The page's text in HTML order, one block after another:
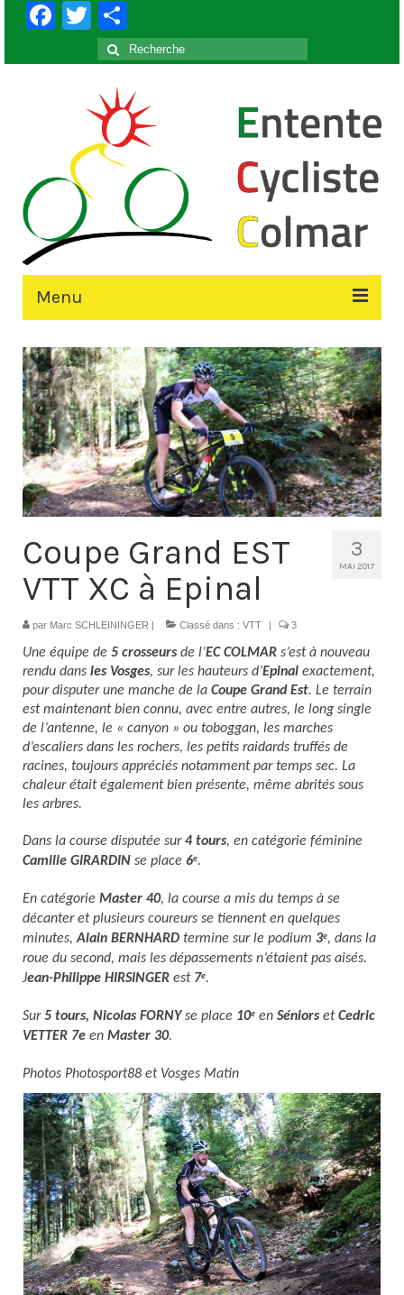
Facebook
Twitter
Rechercher
:
Menu
Accueil
Le Club
Contacts
Histoire
1950 à 1969
1980 à 1987
1997 à 2007
2008 à Aujourd’hui
Licence F.F.C.
Galerie Photos
Nos manifestations
Classements
Route
VTT
BMX
Piste
Préparation
Plan d’entraînement 2026
Préparation Physique
Documentation
Loisirs
3
MAI 2017
Coupe Grand EST
VTT XC à Epinal
par Marc SCHLEININGER Classé dans : VTT 3
Une équipe de 5 crosseurs de l’EC COLMAR s’est à nouveau
rendu dans les Vosges, sur les hauteurs d’Epinal exactement,
pour disputer une manche de la Coupe Grand Est. Le terrain
est maintenant bien connu, avec entre autres, le long single
de l’antenne, le « canyon » ou toboggan, les marches
d’escaliers dans les rochers, les petits raidards truffés de
racines, toujours appréciés notamment par temps sec. La
chaleur était également bien présente, même abrités sous
les arbres.
Dans la course disputée sur4 tours, en catégorie féminine
Camille GIRARDIN se place 6e.
En catégorie Master 40, la course a mis du temps à se
décanter et plusieurs coureurs se tiennent en quelques
minutes,Alain BERNHARD termine sur le podium 3e, dans la
roue du second, mais les dépassements n’étaient pas aisés.
Jean-Philippe HIRSINGER est 7e.
Sur5 tours, Nicolas FORNYse place 10e en Séniors etCedric
VETTER 7e en Master 30.
Photos Photosport88 et Vosges Matin